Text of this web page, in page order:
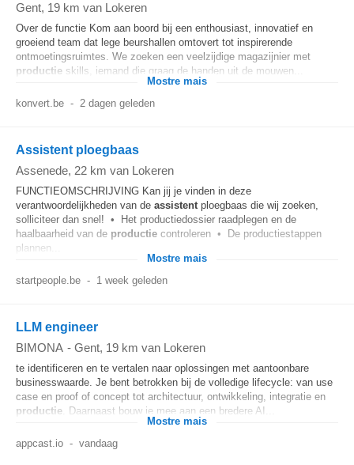
Gent, 19 km van Lokeren
Over de functie Kom aan boord bij een enthousiast, innovatief en
groeiend team dat lege beurshallen omtovert tot inspirerende
ontmoetingsruimtes. We zoeken een veelzijdige magazijnier met
productie skills, iemand die graag de handen uit de mouwen...
Mostre mais
konvert.be - 2 dagen geleden
Assistent ploegbaas
Assenede, 22 km van Lokeren
FUNCTIEOMSCHRIJVING Kan jij je vinden in deze
verantwoordelijkheden van de assistentploegbaas die wij zoeken,
solliciteer dan snel! • Het productiedossier raadplegen en de
haalbaarheid van de productie controleren • De productiestappen
plannen...
Mostre mais
startpeople.be - 1 week geleden
LLM engineer
BIMONA - Gent, 19 km van Lokeren
te identificeren en te vertalen naar oplossingen met aantoonbare
businesswaarde. Je bent betrokken bij de volledige lifecycle: van use
case en proof of concept tot architectuur, ontwikkeling, integratie en
productie . Daarnaast bouw je mee aan een bredere AI...
Mostre mais
appcast.io - vandaag